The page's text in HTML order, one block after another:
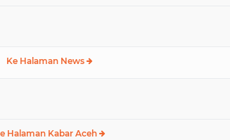
Ke Halaman News
Halaman Kabar Aceh